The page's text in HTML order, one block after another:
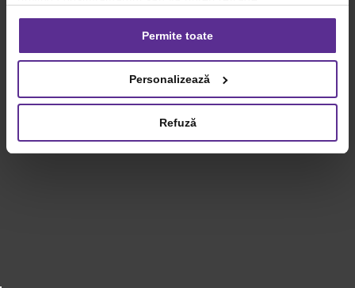
consimțământul oricând, făcând click pe linkul către
setările dvs. de cookie-uri.
privind utilizarea modulelor cookie.Detalii
Permite toate
Personalizează
Refuză